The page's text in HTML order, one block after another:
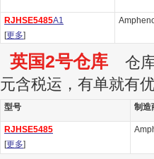
RJHSE5485A1
[更多]
英国2号仓库 仓库
元含税运，有单就有
型号 制造
RJHSE5485
[更多]